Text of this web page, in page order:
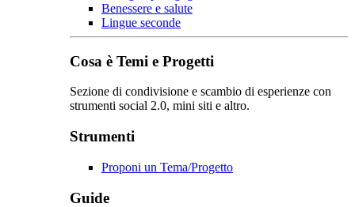
Benessere e salute
Lingue seconde
Cosa è Temi e Progetti
Sezione di condivisione e scambio di esperienze con
strumenti social 2.0, mini siti e altro.
Strumenti
Proponi un Tema/Progetto
Guide